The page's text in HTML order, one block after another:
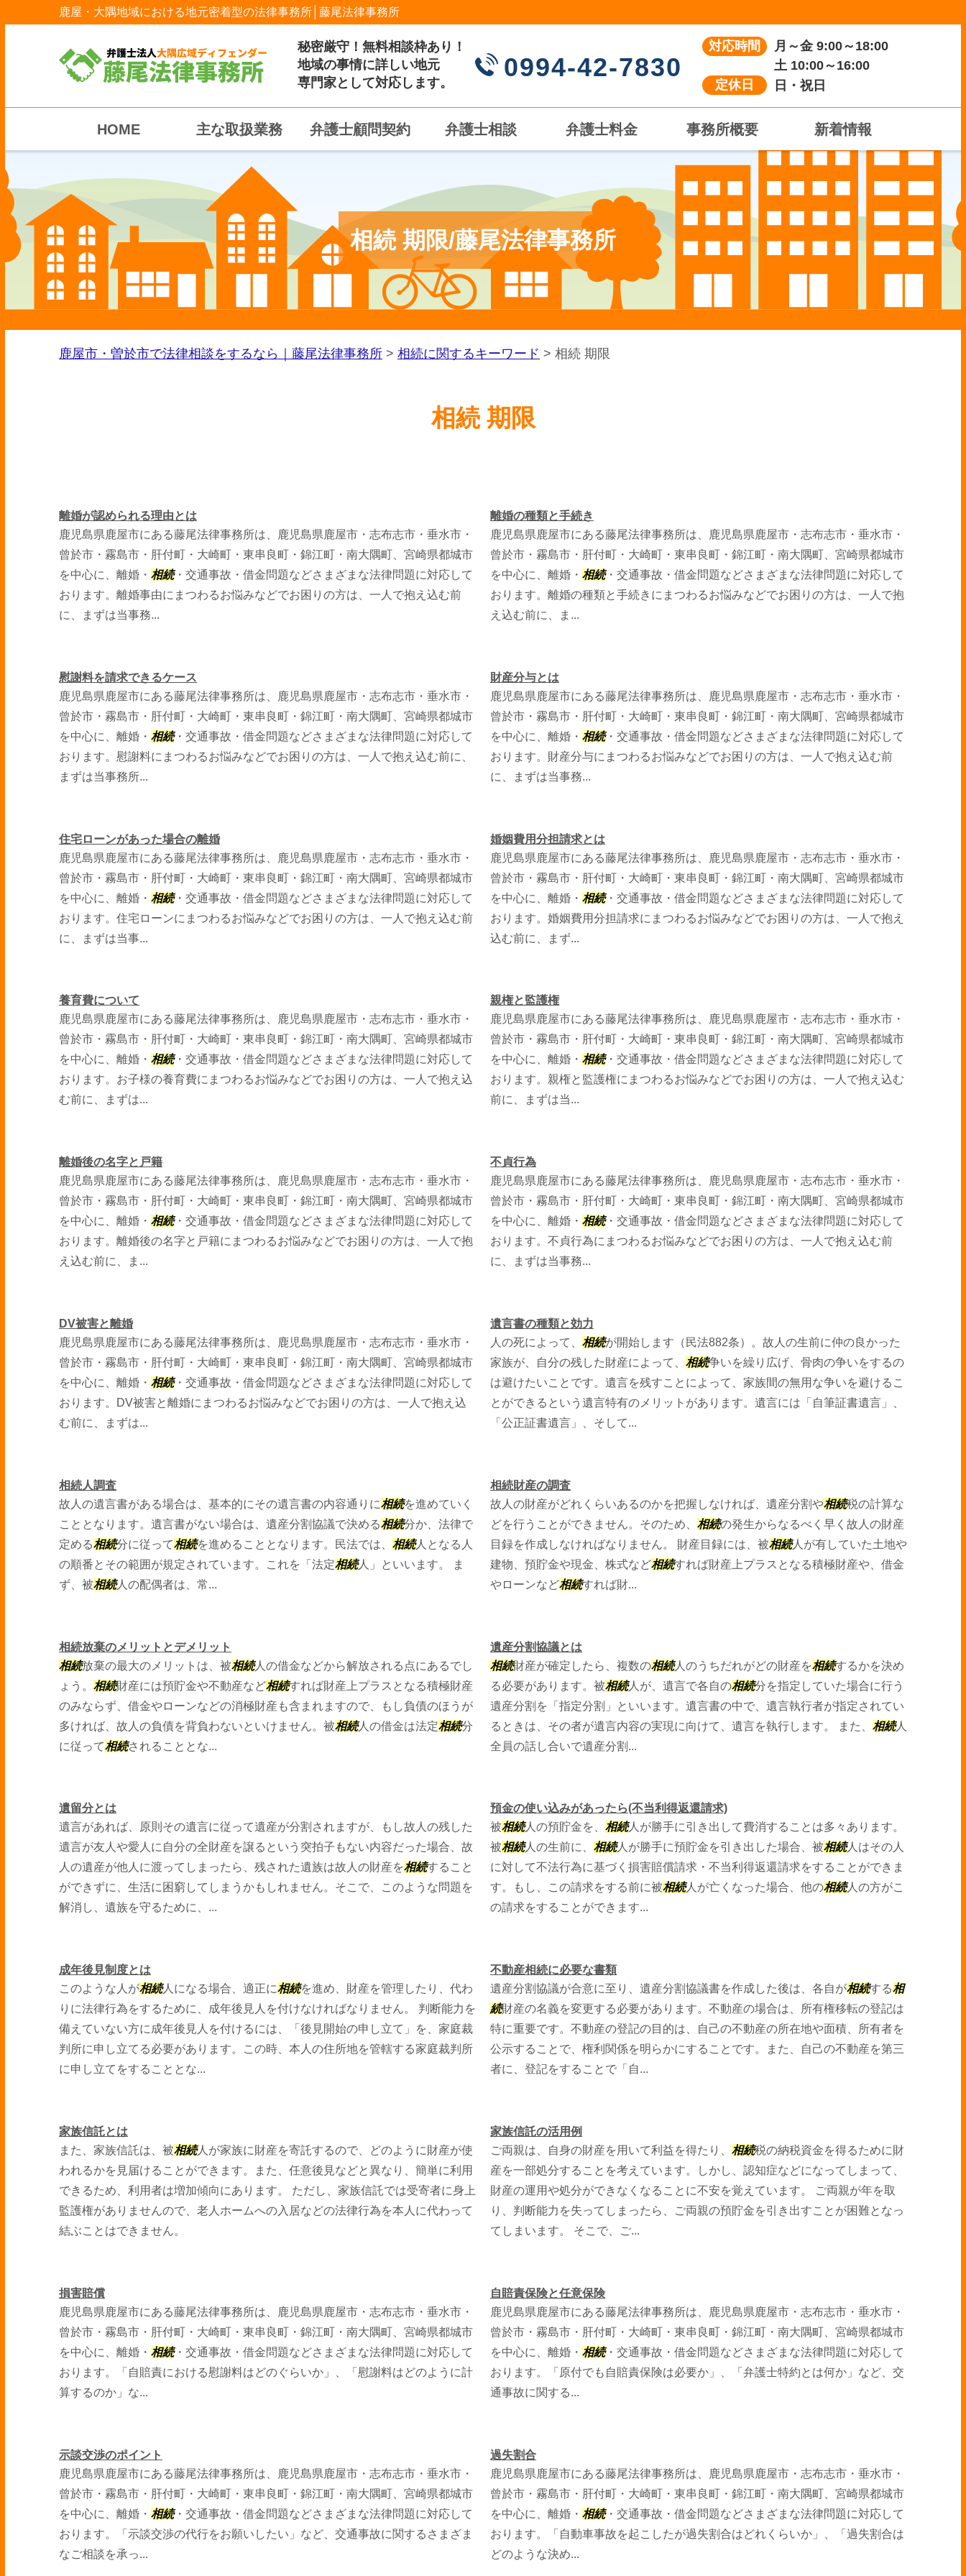
鹿屋・大隅地域における地元密着型の法律事務所│藤尾法律事務所
秘密厳守！無料相談枠あり！
地域の事情に詳しい地元
専門家として対応します。
0994-42-7830
対応時間
月～金 9:00～18:00
土 10:00～16:00
定休日
日・祝日
HOME 主な取扱業務 弁護士顧問契約 弁護士相談 弁護士料金 事務所概要 新着情報
相続 期限/藤尾法律事務所
鹿屋市・曽於市で法律相談をするなら｜藤尾法律事務所 > 相続に関するキーワード > 相続 期限
相続 期限
離婚が認められる理由とは
鹿児島県鹿屋市にある藤尾法律事務所は、鹿児島県鹿屋市・志布志市・垂水市・
曾於市・霧島市・肝付町・大崎町・東串良町・錦江町・南大隅町、宮崎県都城市
を中心に、離婚・ 相続・交通事故・借金問題などさまざまな法律問題に対応して
おります。離婚事由にまつわるお悩みなどでお困りの方は、一人で抱え込む前
に、まずは当事務...
離婚の種類と手続き
鹿児島県鹿屋市にある藤尾法律事務所は、鹿児島県鹿屋市・志布志市・垂水市・
曾於市・霧島市・肝付町・大崎町・東串良町・錦江町・南大隅町、宮崎県都城市
を中心に、離婚・ 相続・交通事故・借金問題などさまざまな法律問題に対応して
おります。離婚の種類と手続きにまつわるお悩みなどでお困りの方は、一人で抱
え込む前に、ま...
慰謝料を請求できるケース
鹿児島県鹿屋市にある藤尾法律事務所は、鹿児島県鹿屋市・志布志市・垂水市・
曾於市・霧島市・肝付町・大崎町・東串良町・錦江町・南大隅町、宮崎県都城市
を中心に、離婚・ 相続・交通事故・借金問題などさまざまな法律問題に対応して
おります。慰謝料にまつわるお悩みなどでお困りの方は、一人で抱え込む前に、
まずは当事務所...
財産分与とは
鹿児島県鹿屋市にある藤尾法律事務所は、鹿児島県鹿屋市・志布志市・垂水市・
曾於市・霧島市・肝付町・大崎町・東串良町・錦江町・南大隅町、宮崎県都城市
を中心に、離婚・ 相続・交通事故・借金問題などさまざまな法律問題に対応して
おります。財産分与にまつわるお悩みなどでお困りの方は、一人で抱え込む前
に、まずは当事務...
住宅ローンがあった場合の離婚
鹿児島県鹿屋市にある藤尾法律事務所は、鹿児島県鹿屋市・志布志市・垂水市・
曾於市・霧島市・肝付町・大崎町・東串良町・錦江町・南大隅町、宮崎県都城市
を中心に、離婚・ 相続・交通事故・借金問題などさまざまな法律問題に対応して
おります。住宅ローンにまつわるお悩みなどでお困りの方は、一人で抱え込む前
に、まずは当事...
婚姻費用分担請求とは
鹿児島県鹿屋市にある藤尾法律事務所は、鹿児島県鹿屋市・志布志市・垂水市・
曾於市・霧島市・肝付町・大崎町・東串良町・錦江町・南大隅町、宮崎県都城市
を中心に、離婚・ 相続・交通事故・借金問題などさまざまな法律問題に対応して
おります。婚姻費用分担請求にまつわるお悩みなどでお困りの方は、一人で抱え
込む前に、まず...
養育費について
鹿児島県鹿屋市にある藤尾法律事務所は、鹿児島県鹿屋市・志布志市・垂水市・
曾於市・霧島市・肝付町・大崎町・東串良町・錦江町・南大隅町、宮崎県都城市
を中心に、離婚・ 相続・交通事故・借金問題などさまざまな法律問題に対応して
おります。お子様の養育費にまつわるお悩みなどでお困りの方は、一人で抱え込
む前に、まずは...
親権と監護権
鹿児島県鹿屋市にある藤尾法律事務所は、鹿児島県鹿屋市・志布志市・垂水市・
曾於市・霧島市・肝付町・大崎町・東串良町・錦江町・南大隅町、宮崎県都城市
を中心に、離婚・ 相続・交通事故・借金問題などさまざまな法律問題に対応して
おります。親権と監護権にまつわるお悩みなどでお困りの方は、一人で抱え込む
前に、まずは当...
離婚後の名字と戸籍
鹿児島県鹿屋市にある藤尾法律事務所は、鹿児島県鹿屋市・志布志市・垂水市・
曾於市・霧島市・肝付町・大崎町・東串良町・錦江町・南大隅町、宮崎県都城市
を中心に、離婚・ 相続・交通事故・借金問題などさまざまな法律問題に対応して
おります。離婚後の名字と戸籍にまつわるお悩みなどでお困りの方は、一人で抱
え込む前に、ま...
不貞行為
鹿児島県鹿屋市にある藤尾法律事務所は、鹿児島県鹿屋市・志布志市・垂水市・
曾於市・霧島市・肝付町・大崎町・東串良町・錦江町・南大隅町、宮崎県都城市
を中心に、離婚・ 相続・交通事故・借金問題などさまざまな法律問題に対応して
おります。不貞行為にまつわるお悩みなどでお困りの方は、一人で抱え込む前
に、まずは当事務...
DV被害と離婚
鹿児島県鹿屋市にある藤尾法律事務所は、鹿児島県鹿屋市・志布志市・垂水市・
曾於市・霧島市・肝付町・大崎町・東串良町・錦江町・南大隅町、宮崎県都城市
を中心に、離婚・ 相続・交通事故・借金問題などさまざまな法律問題に対応して
おります。DV被害と離婚にまつわるお悩みなどでお困りの方は、一人で抱え込
む前に、まずは...
遺言書の種類と効力
人の死によって、 相続が開始します（民法882条）。故人の生前に仲の良かった
家族が、自分の残した財産によって、 相続争いを繰り広げ、骨肉の争いをするの
は避けたいことです。遺言を残すことによって、家族間の無用な争いを避けるこ
とができるという遺言特有のメリットがあります。遺言には「自筆証書遺言」、
「公正証書遺言」、そして...
相続人調査
故人の遺言書がある場合は、基本的にその遺言書の内容通りに相続を進めていく
こととなります。遺言書がない場合は、遺産分割協議で決める相続分か、法律で
定める相続分に従って相続を進めることとなります。民法では、 相続人となる人
の順番とその範囲が規定されています。これを「法定相続人」といいます。 ま
ず、被相続人の配偶者は、常...
相続財産の調査
故人の財産がどれくらいあるのかを把握しなければ、遺産分割や相続税の計算な
どを行うことができません。そのため、 相続の発生からなるべく早く故人の財産
目録を作成しなければなりません。 財産目録には、被相続人が有していた土地や
建物、預貯金や現金、株式など相続すれば財産上プラスとなる積極財産や、借金
やローンなど相続すれば財...
相続放棄のメリットとデメリット
相続放棄の最大のメリットは、被相続人の借金などから解放される点にあるでし
ょう。 相続財産には預貯金や不動産など相続すれば財産上プラスとなる積極財産
のみならず、借金やローンなどの消極財産も含まれますので、もし負債のほうが
多ければ、故人の負債を背負わないといけません。被相続人の借金は法定相続分
に従って相続されることとな...
遺産分割協議とは
相続財産が確定したら、複数の相続人のうちだれがどの財産を相続するかを決め
る必要があります。被相続人が、遺言で各自の相続分を指定していた場合に行う
遺産分割を「指定分割」といいます。遺言書の中で、遺言執行者が指定されてい
るときは、その者が遺言内容の実現に向けて、遺言を執行します。 また、 相続人
全員の話し合いで遺産分割...
遺留分とは
遺言があれば、原則その遺言に従って遺産が分割されますが、もし故人の残した
遺言が友人や愛人に自分の全財産を譲るという突拍子もない内容だった場合、故
人の遺産が他人に渡ってしまったら、残された遺族は故人の財産を相続すること
ができずに、生活に困窮してしまうかもしれません。そこで、このような問題を
解消し、遺族を守るために、...
預金の使い込みがあったら(不当利得返還請求)
被相続人の預貯金を、 相続人が勝手に引き出して費消することは多々あります。
被相続人の生前に、 相続人が勝手に預貯金を引き出した場合、被相続人はその人
に対して不法行為に基づく損害賠償請求・不当利得返還請求をすることができま
す。もし、この請求をする前に被相続人が亡くなった場合、他の相続人の方がこ
の請求をすることができます...
成年後見制度とは
このような人が相続人になる場合、適正に相続を進め、財産を管理したり、代わ
りに法律行為をするために、成年後見人を付けなければなりません。 判断能力を
備えていない方に成年後見人を付けるには、「後見開始の申し立て」を、家庭裁
判所に申し立てる必要があります。この時、本人の住所地を管轄する家庭裁判所
に申し立てをすることとな...
不動産相続に必要な書類
遺産分割協議が合意に至り、遺産分割協議書を作成した後は、各自が相続する相
続財産の名義を変更する必要があります。不動産の場合は、所有権移転の登記は
特に重要です。不動産の登記の目的は、自己の不動産の所在地や面積、所有者を
公示することで、権利関係を明らかにすることです。また、自己の不動産を第三
者に、登記をすることで「自...
家族信託とは
また、家族信託は、被相続人が家族に財産を寄託するので、どのように財産が使
われるかを見届けることができます。また、任意後見などと異なり、簡単に利用
できるため、利用者は増加傾向にあります。 ただし、家族信託では受寄者に身上
監護権がありませんので、老人ホームへの入居などの法律行為を本人に代わって
結ぶことはできません。
家族信託の活用例
ご両親は、自身の財産を用いて利益を得たり、 相続税の納税資金を得るために財
産を一部処分することを考えています。しかし、認知症などになってしまって、
財産の運用や処分ができなくなることに不安を覚えています。 ご両親が年を取
り、判断能力を失ってしまったら、ご両親の預貯金を引き出すことが困難となっ
てしまいます。 そこで、ご...
損害賠償
鹿児島県鹿屋市にある藤尾法律事務所は、鹿児島県鹿屋市・志布志市・垂水市・
曾於市・霧島市・肝付町・大崎町・東串良町・錦江町・南大隅町、宮崎県都城市
を中心に、離婚・ 相続・交通事故・借金問題などさまざまな法律問題に対応して
おります。「自賠責における慰謝料はどのぐらいか」、「慰謝料はどのように計
算するのか」な...
自賠責保険と任意保険
鹿児島県鹿屋市にある藤尾法律事務所は、鹿児島県鹿屋市・志布志市・垂水市・
曾於市・霧島市・肝付町・大崎町・東串良町・錦江町・南大隅町、宮崎県都城市
を中心に、離婚・ 相続・交通事故・借金問題などさまざまな法律問題に対応して
おります。「原付でも自賠責保険は必要か」、「弁護士特約とは何か」など、交
通事故に関する...
示談交渉のポイント
鹿児島県鹿屋市にある藤尾法律事務所は、鹿児島県鹿屋市・志布志市・垂水市・
曾於市・霧島市・肝付町・大崎町・東串良町・錦江町・南大隅町、宮崎県都城市
を中心に、離婚・ 相続・交通事故・借金問題などさまざまな法律問題に対応して
おります。「示談交渉の代行をお願いしたい」など、交通事故に関するさまざま
なご相談を承っ...
過失割合
鹿児島県鹿屋市にある藤尾法律事務所は、鹿児島県鹿屋市・志布志市・垂水市・
曾於市・霧島市・肝付町・大崎町・東串良町・錦江町・南大隅町、宮崎県都城市
を中心に、離婚・ 相続・交通事故・借金問題などさまざまな法律問題に対応して
おります。「自動車事故を起こしたが過失割合はどれくらいか」、「過失割合は
どのような決め...